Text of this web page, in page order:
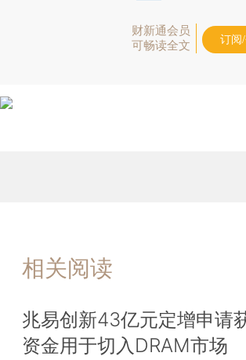
财新通会员
可畅读全文
订阅
相关阅读
兆易创新43亿元定增申请
资金用于切入DRAM市场